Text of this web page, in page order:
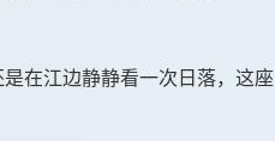
在江边静静看一次日落，这座